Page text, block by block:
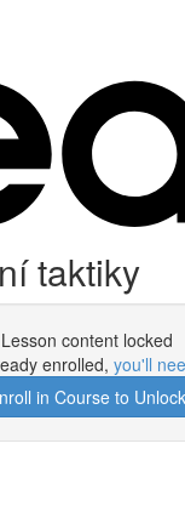
taktiky
Lesson content locked
enrolled, you'll
in Course to Unlock